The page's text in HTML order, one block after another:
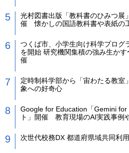
光村図書出版「教科書のひみつ展
催 懐かしの国語教科書や表紙の
つくば市、小学生向け科学プログ
を開始 研究機関集積の強み生か
催
定時制科学部から「宙わたる教
象への好奇心
Google for Education「Gemini
ト」開催 教育現場のAI実践事例
次世代校務DX 都道府県域共同利